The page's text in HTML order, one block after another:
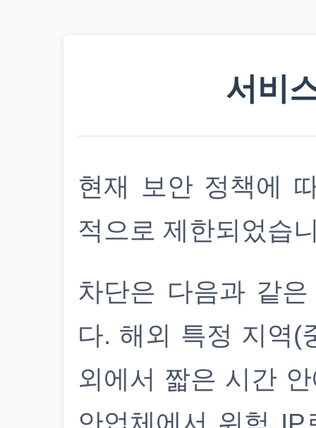
서비
현재 보안 정책에
적으로 제한되었습
차단은 다음과 같
다. 해외 특정 지역(
외에서 짧은 시간